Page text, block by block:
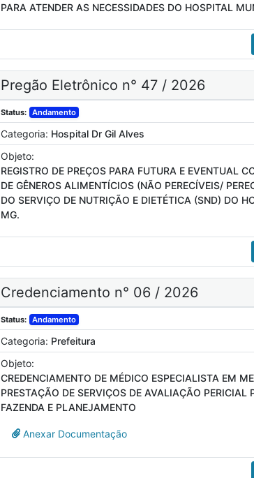
PARA ATENDER AS NECESSIDADES DO HOSPITAL
Pregão Eletrônico n° 47 / 2026
Status: Andamento
Categoria: Hospital Dr Gil Alves
Objeto:
REGISTRO DE PREÇOS PARA FUTURA E EVENTUAL
DE GÊNEROS ALIMENTÍCIOS (NÃO PERECÍVEIS/
DO SERVIÇO DE NUTRIÇÃO E DIETÉTICA (SND) DO
MG.
Credenciamento n° 06 / 2026
Status: Andamento
Categoria: Prefeitura
Objeto:
CREDENCIAMENTO DE MÉDICO ESPECIALISTA EM
PRESTAÇÃO DE SERVIÇOS DE AVALIAÇÃO PERICIAL
FAZENDA E PLANEJAMENTO
Anexar Documentação